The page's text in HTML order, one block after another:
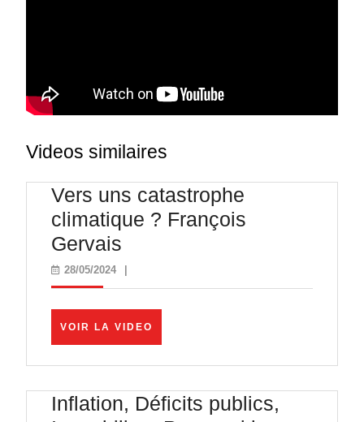
Videos similaires
Vers uns catastrophe
climatique ? François
Gervais
uns
catastrophe
climatique
?
François
Gervais
28/05/202428/05/2024
VOIR LA VIDEO
Inflation, Déficits publics,